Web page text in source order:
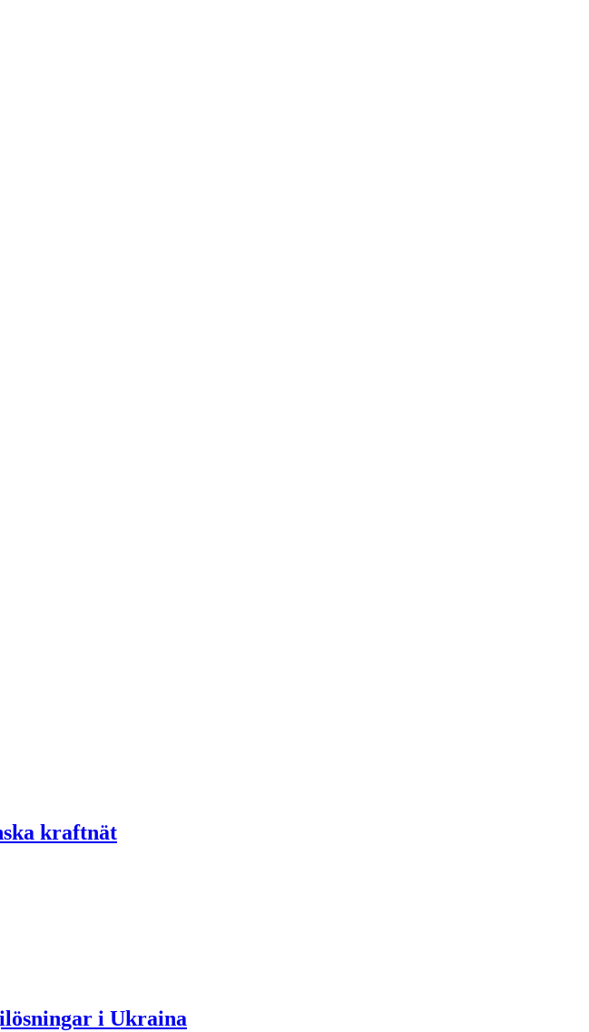
kraftnät
i Ukraina